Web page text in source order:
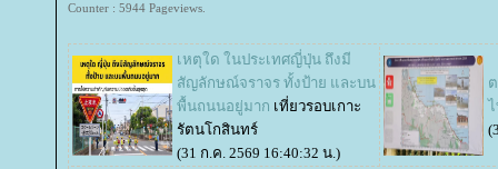
Counter : 5944 Pageviews.
เหตุใด ในประเทศญี่ปุ่น ถึงมี
สัญลักษณ์จราจร ทั้งป้าย และบน
พื้นถนนอยู่มาก เที่ยวรอบเกาะ
รัตนโกสินทร์
(31 ก.ค. 2569 16:40:32 น.)